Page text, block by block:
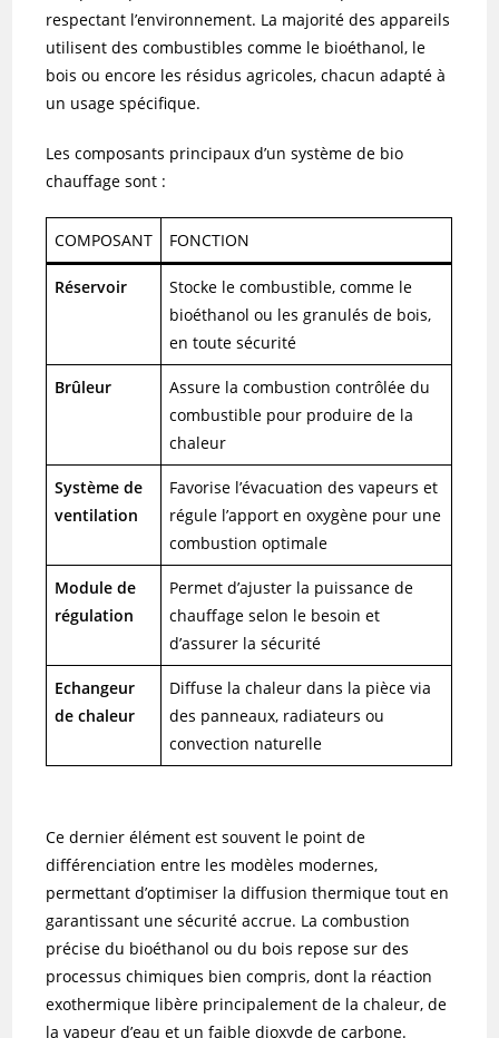
respectant l’environnement. La majorité des appareils
utilisent des combustibles comme le bioéthanol, le
bois ou encore les résidus agricoles, chacun adapté à
un usage spécifique.
Les composants principaux d’un système de bio
chauffage sont :
COMPOSANT FONCTION
Réservoir
Stocke le combustible, comme le
bioéthanol ou les granulés de bois,
en toute sécurité
Brûleur
Assure la combustion contrôlée du
combustible pour produire de la
chaleur
Système de
ventilation
Favorise l’évacuation des vapeurs et
régule l’apport en oxygène pour une
combustion optimale
Module de
régulation
Permet d’ajuster la puissance de
chauffage selon le besoin et
d’assurer la sécurité
Echangeur
de chaleur
Diffuse la chaleur dans la pièce via
des panneaux, radiateurs ou
convection naturelle
Ce dernier élément est souvent le point de
différenciation entre les modèles modernes,
permettant d’optimiser la diffusion thermique tout en
garantissant une sécurité accrue. La combustion
précise du bioéthanol ou du bois repose sur des
processus chimiques bien compris, dont la réaction
exothermique libère principalement de la chaleur, de
la vapeur d’eau et un faible dioxyde de carbone.